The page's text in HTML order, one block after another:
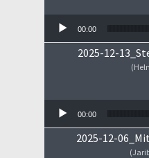
00:00
2025-12-
00:00
2025-12-